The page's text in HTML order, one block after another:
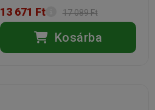
13 671 Ft 17 089 Ft
Kosárba